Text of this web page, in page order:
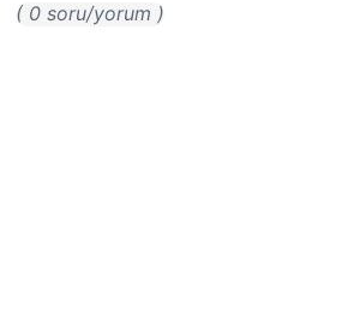
( 0 soru/yorum )